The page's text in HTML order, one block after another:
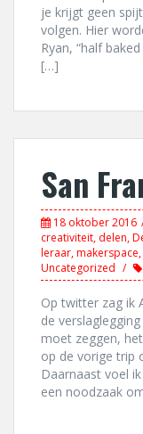
je krijgt geen
volgen. Hier
Ryan, “half
[…]
San
18 oktober 2016
creativiteit, delen,
leraar,makerspace,
Uncategorized
Op twitter zag ik
de
moet zeggen,
op de vorige trip
Daarnaast voel
een noodzaak